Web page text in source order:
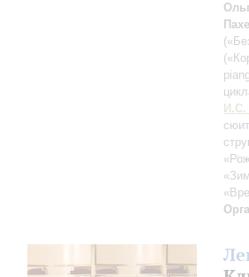
И.С.